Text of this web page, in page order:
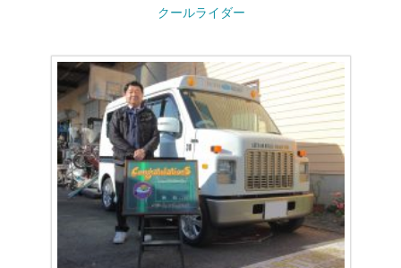
クールライダー